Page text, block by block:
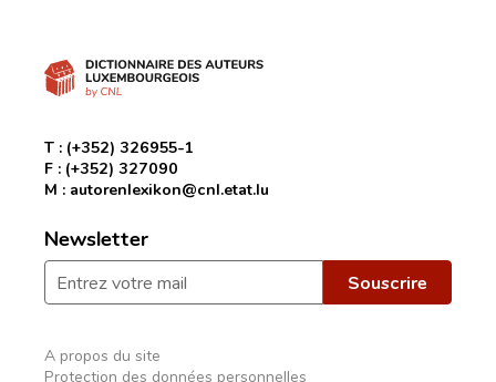
T : (+352) 326955-1
F : (+352) 327090
M : autorenlexikon@cnl.etat.lu
Newsletter
A propos du site
Protection des données personnelles